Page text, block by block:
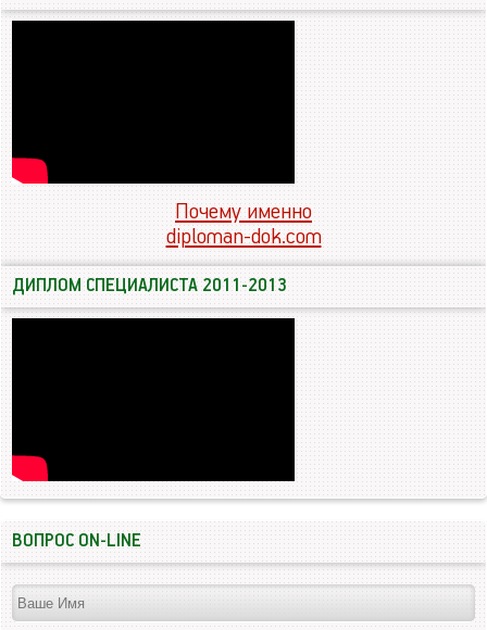
Почему именно
diploman-dok.com
ДИПЛОМ СПЕЦИАЛИСТА 2011-2013
ВОПРОС ON-LINE